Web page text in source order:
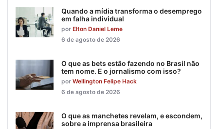
Quando a mídia transforma o desemprego
em falha individual
por Elton Daniel Leme
6 de agosto de 2026
O que as bets estão fazendo no Brasil não
tem nome. E o jornalismo com isso?
por Wellington Felipe Hack
6 de agosto de 2026
O que as manchetes revelam, e escondem,
sobre a imprensa brasileira